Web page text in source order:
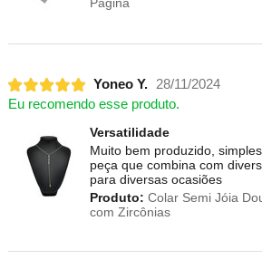
Yoneo Y. 28/11/2024
Eu recomendo esse produto.
Versatilidade
Muito bem produzido,
peça que combina com
para diversas ocasiões
Produto: Colar Semi Jóia
com Zircônias